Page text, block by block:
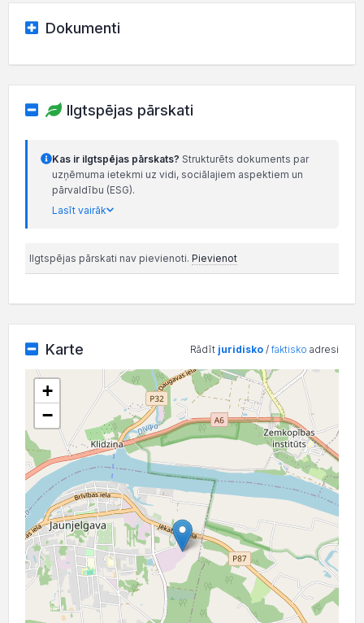
Dokumenti
Ilgtspējas pārskati
Kas ir ilgtspējas pārskats? Strukturēts dokuments par
uzņēmuma ietekmi uz vidi, sociālajiem aspektiem un
pārvaldību (ESG).
Lasīt vairāk
Ilgtspējas pārskati nav pievienoti. Pievienot
Karte Rādīt juridisko /faktisko adresi
+
−